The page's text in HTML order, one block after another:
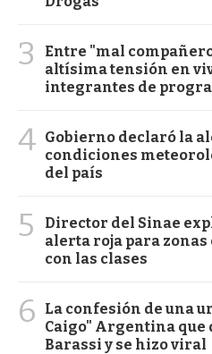
3
Entre "mal
altísima tensión en
integrantes de
4 Gobierno declaró la
condiciones
del país
5
Director del Sinae
alerta roja para zonas
con las clases
6
La confesión de una
Caigo" Argentina que
Barassi y se hizo viral